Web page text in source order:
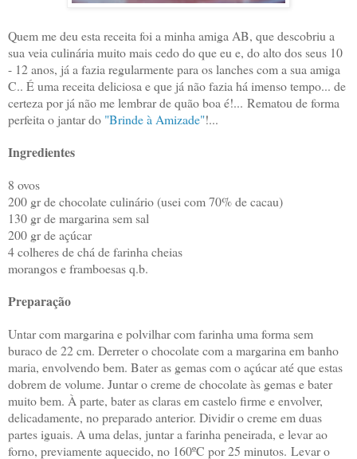
Quem me deu esta receita foi a minha amiga AB, que descobriu a
sua veia culinária muito mais cedo do que eu e, do alto dos seus 10
- 12 anos, já a fazia regularmente para os lanches com a sua amiga
C.. É uma receita deliciosa e que já não fazia há imenso tempo... de
certeza por já não me lembrar de quão boa é!... Rematou de forma
perfeita o jantar do "Brinde à Amizade"!...
Ingredientes
8 ovos
200 gr de chocolate culinário (usei com 70% de cacau)
130 gr de margarina sem sal
200 gr de açúcar
4 colheres de chá de farinha cheias
morangos e framboesas q.b.
Preparação
Untar com margarina e polvilhar com farinha uma forma sem
buraco de 22 cm. Derreter o chocolate com a margarina em banho
maria, envolvendo bem. Bater as gemas com o açúcar até que estas
dobrem de volume. Juntar o creme de chocolate às gemas e bater
muito bem. À parte, bater as claras em castelo firme e envolver,
delicadamente, no preparado anterior. Dividir o creme em duas
partes iguais. A uma delas, juntar a farinha peneirada, e levar ao
forno, previamente aquecido, no 160ºC por 25 minutos. Levar o